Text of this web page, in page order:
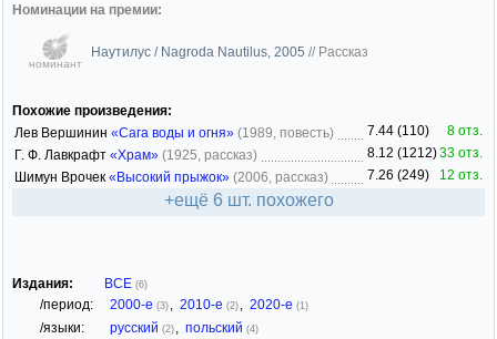
Номинации на премии:
номинант
Наутилус / Nagroda Nautilus, 2005 // Рассказ
Похожие произведения:
Лев Вершинин «Сага воды и огня» (1989, повесть) 7.44 (110)
8 отз.
Г. Ф. Лавкрафт «Храм» (1925, рассказ) 8.12 (1212)33 отз.
Шимун Врочек «Высокий прыжок» (2006, рассказ) 7.26 (249) 12 отз.
+ещё 6 шт. похожего
Издания: ВСЕ (6)
/период: 2000-е (3) , 2010-е (2) , 2020-е (1)
/языки: русский (2) , польский (4)